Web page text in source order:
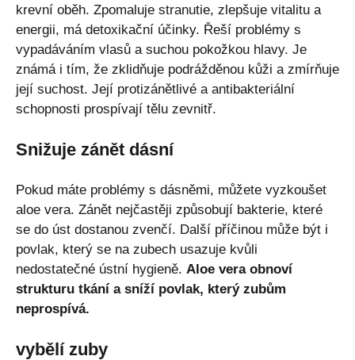
krevní oběh. Zpomaluje stranutie, zlepšuje vitalitu a
energii, má detoxikační účinky. Řeší problémy s
vypadáváním vlasů a suchou pokožkou hlavy. Je
známá i tím, že zklidňuje podrážděnou kůži a zmírňuje
její suchost. Její protizánětlivé a antibakteriální
schopnosti prospívají tělu zevnitř.
Snižuje zánět dásní
Pokud máte problémy s dásněmi, můžete vyzkoušet
aloe vera. Zánět nejčastěji způsobují bakterie, které
se do úst dostanou zvenčí. Další příčinou může být i
povlak, který se na zubech usazuje kvůli
nedostatečné ústní hygieně. Aloe vera obnoví
strukturu tkání a sníží povlak, který zubům
neprospívá.
vybělí zuby